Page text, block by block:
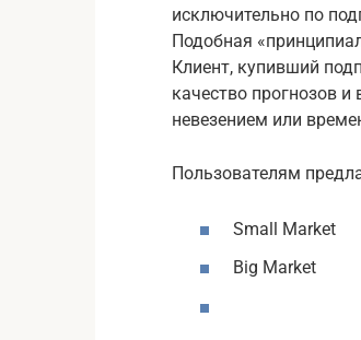
исключительно по
Подобная
Клиент, купивший
качество прогнозов
невезением или
Пользователям
Small Market
Big Market